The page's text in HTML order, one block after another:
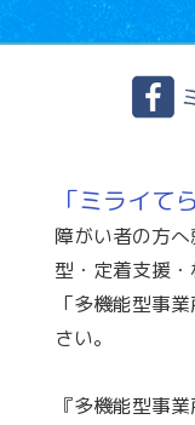
「ミライて
障がい者の方
型・定着支援
「多機能型事
さい。
『多機能型事